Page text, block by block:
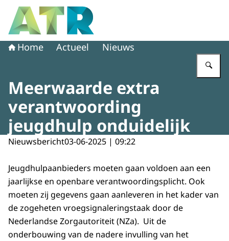
Naar de homepage van Adviescollege toetsing regeldruk
Home Actueel Nieuws
Meerwaarde extra
verantwoording
jeugdhulp onduidelijk
Nieuwsbericht03-06-2025 | 09:22
Jeugdhulpaanbieders moeten gaan voldoen aan een
jaarlijkse en openbare verantwoordingsplicht. Ook
moeten zij gegevens gaan aanleveren in het kader van
de zogeheten vroegsignaleringstaak door de
Nederlandse Zorgautoriteit (NZa). Uit de
onderbouwing van de nadere invulling van het